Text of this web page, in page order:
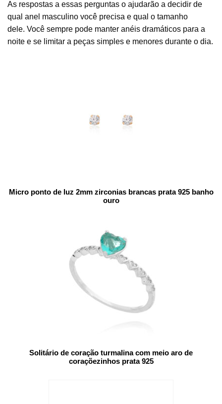
As respostas a essas perguntas o ajudarão a decidir de
qual anel masculino você precisa e qual o tamanho
dele. Você sempre pode manter anéis dramáticos para a
noite e se limitar a peças simples e menores durante o dia.
Micro ponto de luz 2mm zirconias brancas prata 925 banho
ouro
Solitário de coração turmalina com meio aro de
coraçõezinhos prata 925